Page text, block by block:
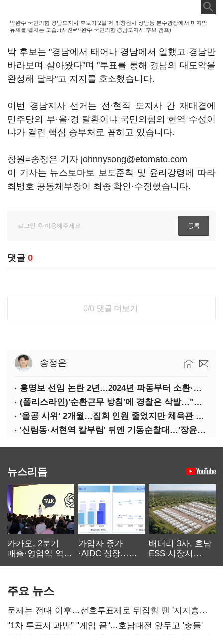
박완수 국민의힘 경남도지사 후보가 2일 저녁 창원시 상남동 분수광장에서 마지막
유세를 펼치는 모습. (사진=박완수 국민의힘 경남도지사 후보 캠프)
박 후보는 "경남에서 태어나 경남에서 일했고 경남만
바라보며 살아왔다"며 "투표를 통해 경남의 대도약을
완성해 달라"고 지지를 호소했습니다.
이번 경남지사 선거는 전·현직 도지사 간 재대결에
민주당의 부·울·경 탈환이냐 국민의힘의 현역 수성이
냐가 걸린 핵심 승부처로 꼽히고 있습니다.
창원=송정은 기자 johnnysong@etomato.com
이 기사는 뉴스토마토 보도준칙 및 윤리강령에 따라
최병호 공동체부장이 최종 확인·수정했습니다.
댓글 0
0/0 댓글 더보기
송정은
홍명보 선임 논란 2년…2024년 파동부터 소환·압색까지
(폴리스라인)'순환근무 방침'에 경찰은 삭발…"베테랑·수사력 보강 먼저"
'올공 시위' 2개월…집회 인원 줄었지만 체육관 봉쇄 계속
'신림동·서현역 칼부림' 뒤엔 기동순찰대…'장윤기 은폐·조작' 후엔 내부비리수사대
뉴스리듬
카카오, 2분기
매출·영업익 역대
가입자 증가
·AIDC 성장…
배터리 3사, 호남
ESS 시장서
주요 뉴스
문제는 전대 이후…선호투표제로 뒤집힐 땐 '지지층
불복'
"1차 투표서 과반" "게임 끝"…호남대전 앞두고 '충돌'